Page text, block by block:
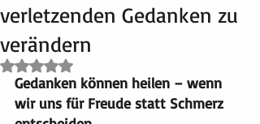
verletzenden Gedanken zu
verändern
Mit NaN von 5 Sternen bewertet.
Gedanken können heilen – wenn
wir uns für Freude statt Schmerz